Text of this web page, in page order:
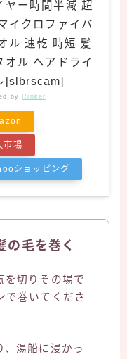
ヤー時間半減 超
イクロファイバ
ル 速乾 時短 髪
オル ヘアドライ
[slbrscam]
by Rinker
市場
ショッピング
の毛を巻く
を切りその場で
で巻いてくださ
、湯船に浸かっ